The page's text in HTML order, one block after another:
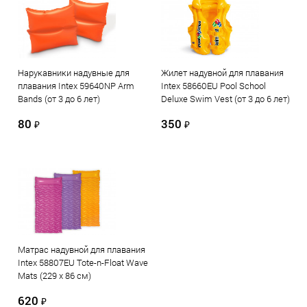
Нарукавники надувные для
плавания Intex 59640NP Arm
Bands (от 3 до 6 лет)
80 ₽
Жилет надувной для плавания
Intex 58660EU Pool School
Deluxe Swim Vest (от 3 до 6 лет)
350 ₽
Матрас надувной для плавания
Intex 58807EU Tote-n-Float Wave
Mats (229 х 86 см)
620 ₽